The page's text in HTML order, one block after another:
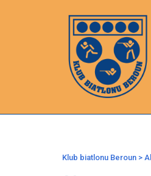
Klub biatlonu Beroun >